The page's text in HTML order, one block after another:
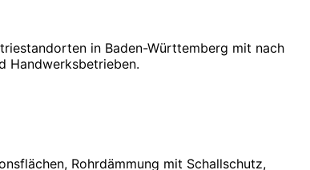
in Baden-Württemberg mit nach
Handwerksbetrieben.
Rohrdämmung mit Schallschutz,